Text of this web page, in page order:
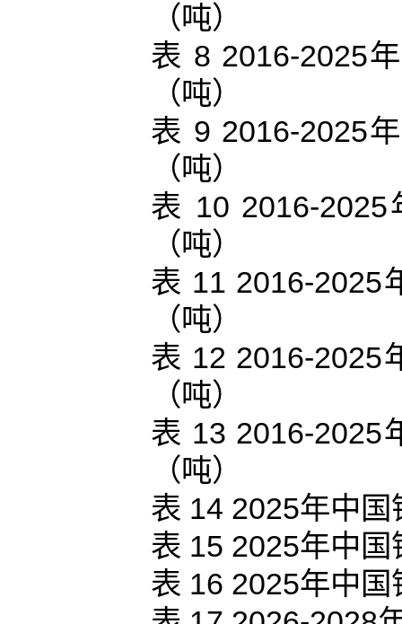
（吨）
表 8 2016-2025
（吨）
表 9 2016-2025
（吨）
表 10 2016-
（吨）
表 11 2016-2025
（吨）
表 12 2016-2025
（吨）
表 13 2016-2025
（吨）
表 14 2025年中
表 15 2025年中
表 16 2025年中